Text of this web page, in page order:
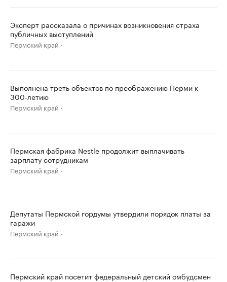
Эксперт рассказала о причинах возникновения страха
публичных выступлений
Пермский край
Выполнена треть объектов по преображению Перми к
300-летию
Пермский край
Пермская фабрика Nestle продолжит выплачивать
зарплату сотрудникам
Пермский край
Депутаты Пермской гордумы утвердили порядок платы за
гаражи
Пермский край
Пермский край посетит федеральный детский омбудсмен